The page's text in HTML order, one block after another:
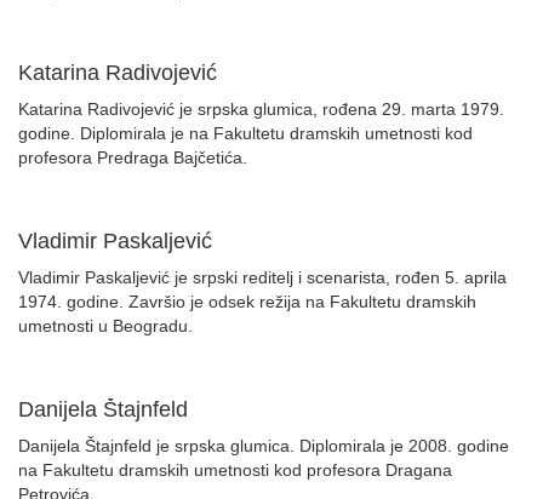
Katarina Radivojević
Katarina Radivojević je srpska glumica, rođena 29. marta 1979.
godine. Diplomirala je na Fakultetu dramskih umetnosti kod
profesora Predraga Bajčetića.
Vladimir Paskaljević
Vladimir Paskaljević je srpski reditelj i scenarista, rođen 5. aprila
1974. godine. Završio je odsek režija na Fakultetu dramskih
umetnosti u Beogradu.
Danijela Štajnfeld
Danijela Štajnfeld je srpska glumica. Diplomirala je 2008. godine
na Fakultetu dramskih umetnosti kod profesora Dragana
Petrovića.